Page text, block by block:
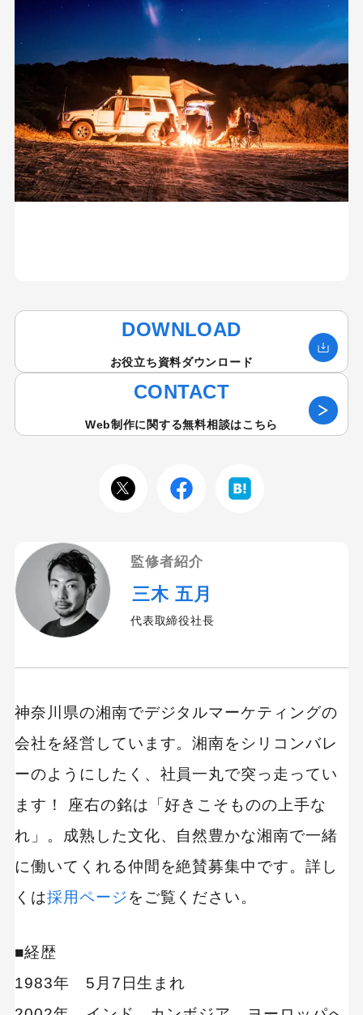
キーワードから記事を検索
カテゴリーから記事を検索
Googleアナリティクス
DOWNLOAD
お役立ち資料ダウンロード
CONTACT
Web制作に関する無料相談はこちら
監修者紹介
三木 五月
代表取締役社長
神奈川県の湘南でデジタルマーケティングの
会社を経営しています。湘南をシリコンバレ
ーのようにしたく、社員一丸で突っ走ってい
ます！ 座右の銘は「好きこそものの上手な
れ」。成熟した文化、自然豊かな湘南で一緒
に働いてくれる仲間を絶賛募集中です。詳し
くは採用ページをご覧ください。
■経歴
1983年 5月7日生まれ